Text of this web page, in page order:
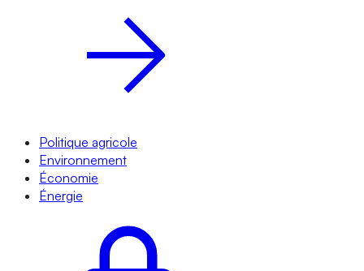
Politique agricole
Environnement
Économie
Énergie